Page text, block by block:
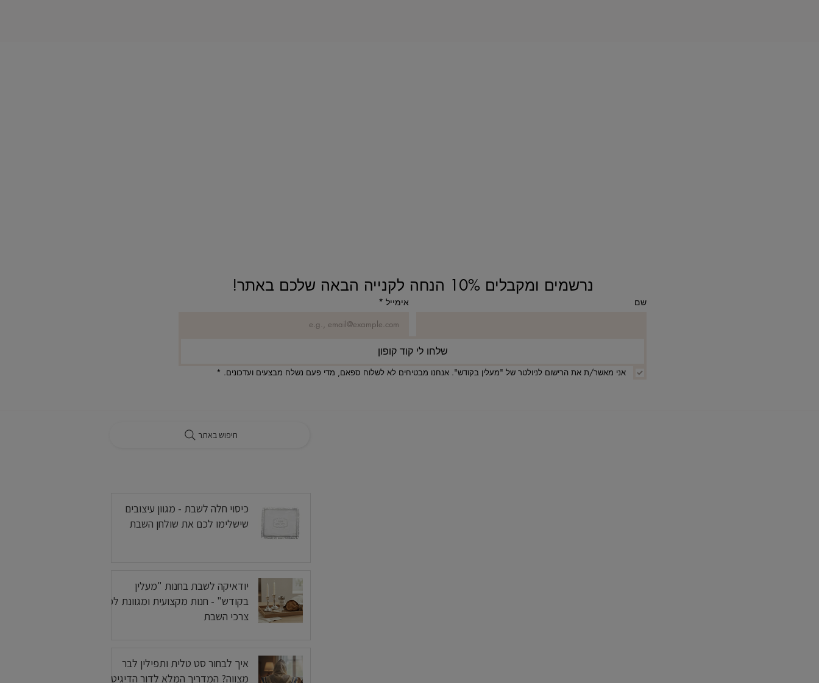
נרשמים ומקבלים 10% הנחה לקנייה הבאה שלכם באתר!
שם אימייל *
שלחו לי קוד קופון
אני מאשר/ת את הרישום לניולטר של "מעלין בקודש". אנחנו מבטיחים לא לשלוח ספאם, מדי פעם נשלח מבצעים ועדכונים. *
חיפוש באתר
כיסוי חלה לשבת - מגוון עיצובים
שישלימו לכם את שולחן השבת
יודאיקה לשבת בחנות "מעלין
בקודש" - חנות מקצועית ומגוונת לכל
צרכי השבת
איך לבחור סט טלית ותפילין לבר
מצווה? המדריך המלא לדור הדיגיטלי